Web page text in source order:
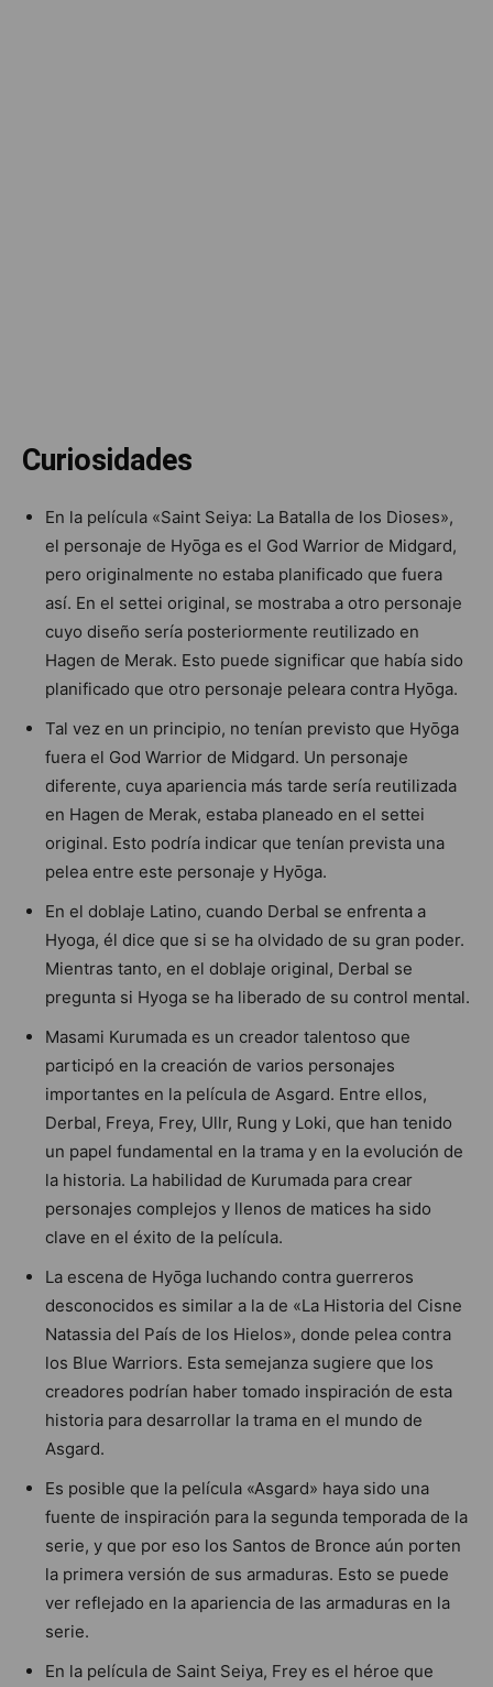
Curiosidades
En la película «Saint Seiya: La Batalla de los Dioses»,
el personaje de Hyōga es el God Warrior de Midgard,
pero originalmente no estaba planificado que fuera
así. En el settei original, se mostraba a otro personaje
cuyo diseño sería posteriormente reutilizado en
Hagen de Merak. Esto puede significar que había sido
planificado que otro personaje peleara contra Hyōga.
Tal vez en un principio, no tenían previsto que Hyōga
fuera el God Warrior de Midgard. Un personaje
diferente, cuya apariencia más tarde sería reutilizada
en Hagen de Merak, estaba planeado en el settei
original. Esto podría indicar que tenían prevista una
pelea entre este personaje y Hyōga.
En el doblaje Latino, cuando Derbal se enfrenta a
Hyoga, él dice que si se ha olvidado de su gran poder.
Mientras tanto, en el doblaje original, Derbal se
pregunta si Hyoga se ha liberado de su control mental.
Masami Kurumada es un creador talentoso que
participó en la creación de varios personajes
importantes en la película de Asgard. Entre ellos,
Derbal, Freya, Frey, Ullr, Rung y Loki, que han tenido
un papel fundamental en la trama y en la evolución de
la historia. La habilidad de Kurumada para crear
personajes complejos y llenos de matices ha sido
clave en el éxito de la película.
La escena de Hyōga luchando contra guerreros
desconocidos es similar a la de «La Historia del Cisne
Natassia del País de los Hielos», donde pelea contra
los Blue Warriors. Esta semejanza sugiere que los
creadores podrían haber tomado inspiración de esta
historia para desarrollar la trama en el mundo de
Asgard.
Es posible que la película «Asgard» haya sido una
fuente de inspiración para la segunda temporada de la
serie, y que por eso los Santos de Bronce aún porten
la primera versión de sus armaduras. Esto se puede
ver reflejado en la apariencia de las armaduras en la
serie.
En la película de Saint Seiya, Frey es el héroe que